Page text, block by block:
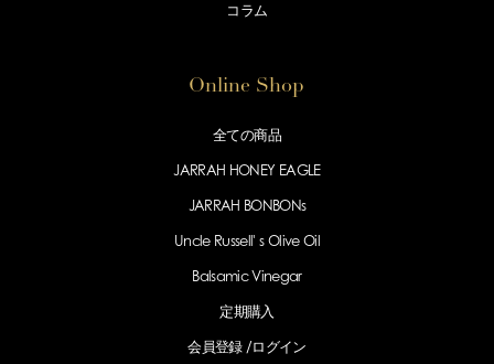
コラム
Online Shop
全ての商品
JARRAH HONEY EAGLE
JARRAH BONBONs
Uncle Russell' s Olive Oil
Balsamic Vinegar
定期購入
会員登録 /ログイン